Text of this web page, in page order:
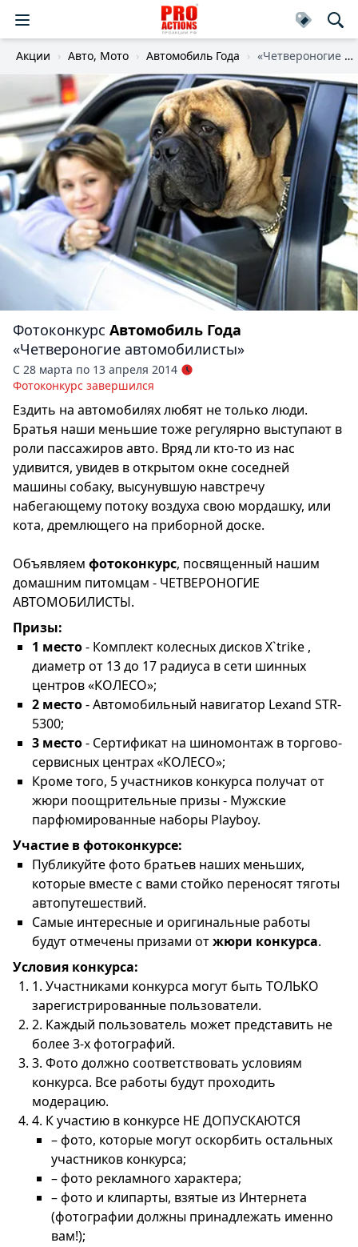
Акции Авто, Мото Автомобиль Года «Четвероногие автомобилисты»
Фотоконкурс Автомобиль Года
«Четвероногие автомобилисты»
С 28 марта по 13 апреля 2014
Фотоконкурс завершился
Ездить на автомобилях любят не только люди.
Братья наши меньшие тоже регулярно выступают в
роли пассажиров авто. Вряд ли кто-то из нас
удивится, увидев в открытом окне соседней
машины собаку, высунувшую навстречу
набегающему потоку воздуха свою мордашку, или
кота, дремлющего на приборной доске.
Объявляем фотоконкурс, посвященный нашим
домашним питомцам - ЧЕТВЕРОНОГИЕ
АВТОМОБИЛИСТЫ.
Призы:
1 место- Комплект колесных дисков X`trike ,
диаметр от 13 до 17 радиуса в сети шинных
центров «КОЛЕСО»;
2 место- Автомобильный навигатор Lexand STR-
5300;
3 место- Сертификат на шиномонтаж в торгово-
сервисных центрах «КОЛЕСО»;
Кроме того, 5 участников конкурса получат от
жюри поощрительные призы - Мужские
парфюмированные наборы Playboy.
Участие в фотоконкурсе:
Публикуйте фото братьев наших меньших,
которые вместе с вами стойко переносят тяготы
автопутешествий.
Самые интересные и оригинальные работы
будут отмечены призами отжюри конкурса.
Условия конкурса:
1. Участниками конкурса могут быть ТОЛЬКО
зарегистрированные пользователи.
2. Каждый пользователь может представить не
более 3-х фотографий.
3. Фото должно соответствовать условиям
конкурса. Все работы будут проходить
модерацию.
4. К участию в конкурсе НЕ ДОПУСКАЮТСЯ
– фото, которые могут оскорбить остальных
участников конкурса;
– фото рекламного характера;
– фото и клипарты, взятые из Интернета
(фотографии должны принадлежать именно
вам!);